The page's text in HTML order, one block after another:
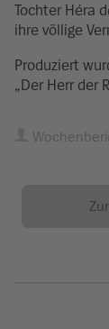
Tochter Héra
ihre völlige
Produziert
„Der Herr der